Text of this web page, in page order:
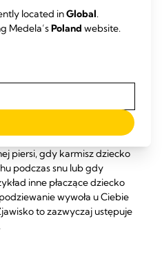
moich piersi
zjawiskiem w pierwszych
napełniają się już pokarmem.
piersi, gdy karmisz dziecko
podczas snu lub gdy
inne płaczące dziecko
wywoła u Ciebie
to zazwyczaj ustępuje
located inGlobal.
Medela’sPoland website.